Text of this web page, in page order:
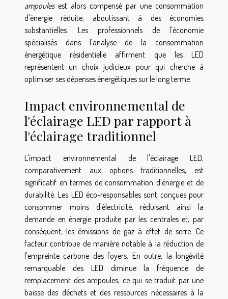
ampoulesest alors compensé par une consommation
d'énergie réduite, aboutissant à des économies
substantielles. Les professionnels de l'économie
spécialisés dans l'analyse de la consommation
énergétique résidentielle affirment que les LED
représentent un choix judicieux pour qui cherche à
optimiser ses dépenses énergétiques sur le long terme.
Impact environnemental de
l'éclairage LED par rapport à
l'éclairage traditionnel
L'impact environnemental de l'éclairage LED,
comparativement aux options traditionnelles, est
significatif en termes de consommation d'énergie et de
durabilité. Les LED éco-responsables sont conçues pour
consommer moins d'électricité, réduisant ainsi la
demande en énergie produite par les centrales et, par
conséquent, les émissions de gaz à effet de serre. Ce
facteur contribue de manière notable à la réduction de
l'empreinte carbone des foyers. En outre, la longévité
remarquable des LED diminue la fréquence de
remplacement des ampoules, ce qui se traduit par une
baisse des déchets et des ressources nécessaires à la